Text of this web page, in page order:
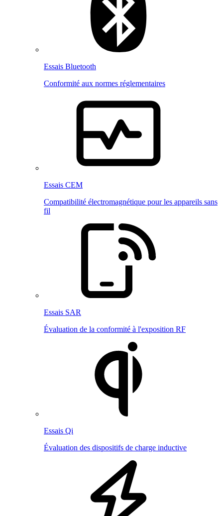
Essais Bluetooth
Conformité aux normes réglementaires
Essais CEM
Compatibilité électromagnétique pour les appareils sans
fil
Essais SAR
Évaluation de la conformité à l'exposition RF
Essais Qi
Évaluation des dispositifs de charge inductive